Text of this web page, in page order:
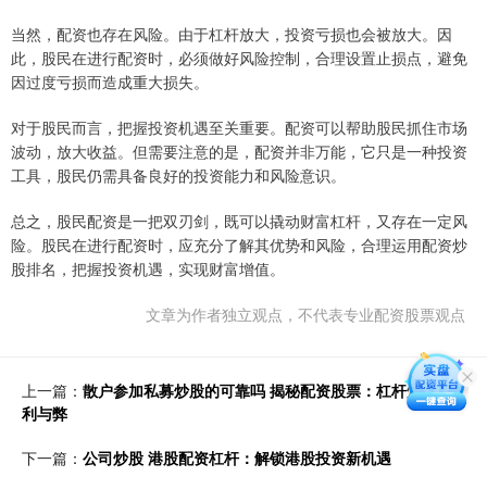
当然，配资也存在风险。由于杠杆放大，投资亏损也会被放大。因
此，股民在进行配资时，必须做好风险控制，合理设置止损点，避免
因过度亏损而造成重大损失。
对于股民而言，把握投资机遇至关重要。配资可以帮助股民抓住市场
波动，放大收益。但需要注意的是，配资并非万能，它只是一种投资
工具，股民仍需具备良好的投资能力和风险意识。
总之，股民配资是一把双刃剑，既可以撬动财富杠杆，又存在一定风
险。股民在进行配资时，应充分了解其优势和风险，合理运用配资炒
股排名，把握投资机遇，实现财富增值。
文章为作者独立观点，不代表专业配资股票观点
上一篇： 散户参加私募炒股的可靠吗 揭秘配资股票：杠杆炒股的
利与弊
下一篇： 公司炒股 港股配资杠杆：解锁港股投资新机遇